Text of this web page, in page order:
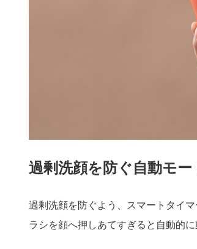
過剰洗顔を防ぐ自動モー
過剰洗顔を防ぐよう、スマートタイ
ラシを顔へ押しあてすぎると自動的に